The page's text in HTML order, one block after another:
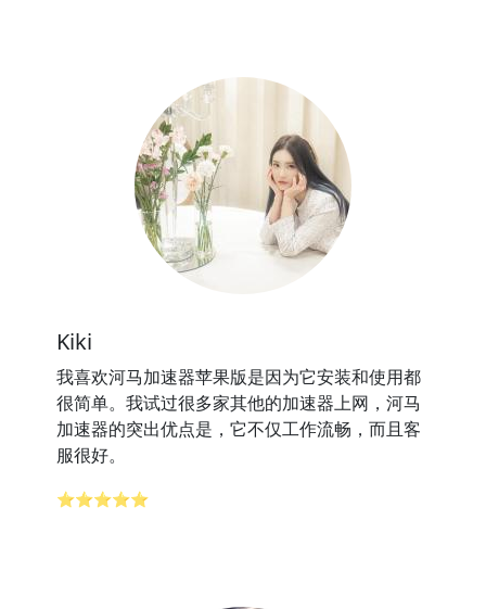
Kiki
我喜欢河马加速器苹果版是因为它安装和使用都
很简单。我试过很多家其他的加速器上网，河马
加速器的突出优点是，它不仅工作流畅，而且客
服很好。
⭐⭐⭐⭐⭐